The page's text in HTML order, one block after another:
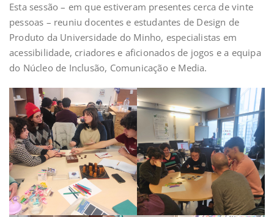
Esta sessão – em que estiveram presentes cerca de vinte
pessoas – reuniu docentes e estudantes de Design de
Produto da Universidade do Minho, especialistas em
acessibilidade, criadores e aficionados de jogos e a equipa
do Núcleo de Inclusão, Comunicação e Media.